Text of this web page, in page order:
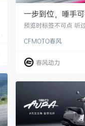
一步到位，唾手
启超值购车季
预览时标签不可点 听
CFMOTO春风
春风动力